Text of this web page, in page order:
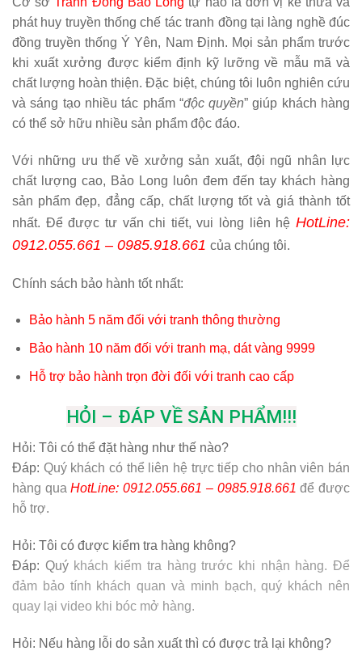
phát huy truyền thống chế tác tranh đồng tại làng nghề đúc
đồng truyền thống Ý Yên, Nam Định. Mọi sản phẩm trước
khi xuất xưởng được kiểm định kỹ lưỡng về mẫu mã và
chất lượng hoàn thiện. Đặc biệt, chúng tôi luôn nghiên cứu
và sáng tạo nhiều tác phẩm “độc quyền” giúp khách hàng
có thể sở hữu nhiều sản phẩm độc đáo.
Với những ưu thế về xưởng sản xuất, đội ngũ nhân lực
chất lượng cao, Bảo Long luôn đem đến tay khách hàng
sản phẩm đẹp, đẳng cấp, chất lượng tốt và giá thành tốt
nhất. Để được tư vấn chi tiết, vui lòng liên hệ HotLine:
0912.055.661 – 0985.918.661 của chúng tôi.
Chính sách bảo hành tốt nhất:
Bảo hành 5 năm đối với tranh thông thường
Bảo hành 10 năm đối với tranh mạ, dát vàng 9999
Hỗ trợ bảo hành trọn đời đối với tranh cao cấp
HỎI – ĐÁP VỀ SẢN PHẨM!!!
Hỏi: Tôi có thể đặt hàng như thế nào?
Đáp: Quý khách có thể liên hệ trực tiếp cho nhân viên bán
hàng quaHotLine: 0912.055.661 – 0985.918.661 để được
hỗ trợ.
Hỏi: Tôi có được kiểm tra hàng không?
Đáp: Quýkhách kiểm tra hàng trước khi nhận hàng. Để
đảm bảo tính khách quan và minh bạch, quý khách nên
quay lại video khi bóc mở hàng.
Hỏi: Nếu hàng lỗi do sản xuất thì có được trả lại không?